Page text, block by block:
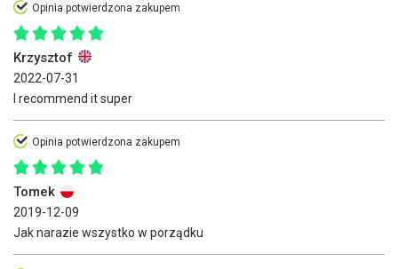
Opinia potwierdzona zakupem
Krzysztof
2022-07-31
I recommend it super
Opinia potwierdzona zakupem
Tomek
2019-12-09
Jak narazie wszystko w porządku